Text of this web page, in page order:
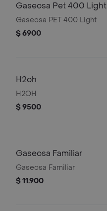
Gaseosa Pet 400 Light
Gaseosa PET 400 Light
$ 6900
H2oh
H2OH
$ 9500
Gaseosa Familiar
Gaseosa Familiar
$ 11.900